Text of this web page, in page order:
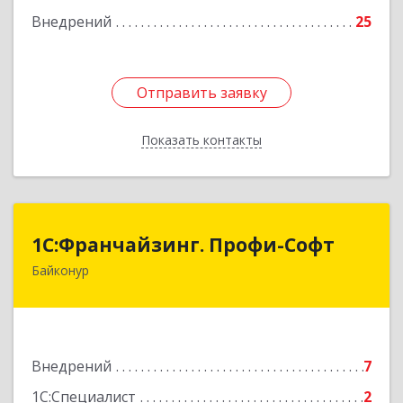
Внедрений 25
Отправить заявку
Показать контакты
Отправить заявку
Назад
1С:Франчайзинг. Профи-Софт
Байконур
Внедрений
7
1С:Специалист
2
1С:Франчайзинг. Профи-Софт
468320, Байконур г, Ленина ул, дом № 10,